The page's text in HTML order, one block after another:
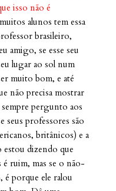
isso não é
alunos tem essa
brasileiro,
amigo, se esse seu
lugar ao sol num
muito bom, e até
não precisa mostrar
pergunto aos
seus professores são
britânicos) e a
estou dizendo que
ruim, mas se o não-
é porque ele ralou